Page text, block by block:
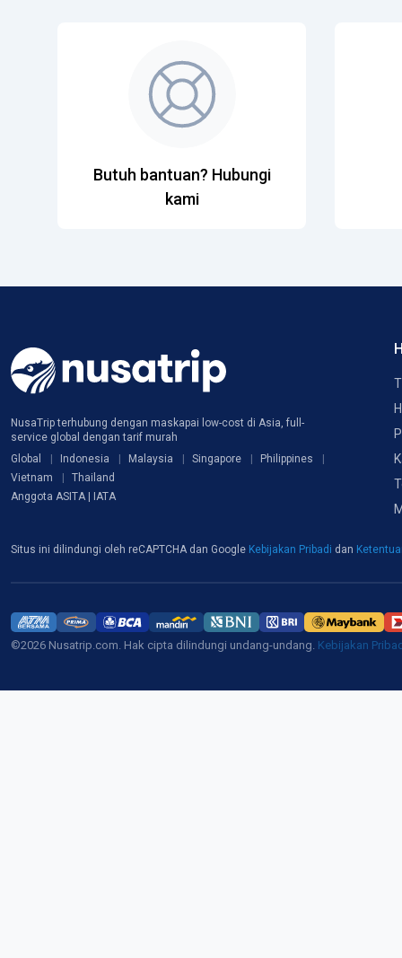
Butuh bantuan? Hubungi
kami
NusaTrip terhubung dengan maskapai low-cost di Asia, full-
service global dengan tarif murah
Global
Indonesia Malaysia Singapore
Philippines
Vietnam
Thailand
Anggota ASITA | IATA
Situs ini dilindungi oleh reCAPTCHA dan Google Kebijakan Pribadi dan
©2026 Nusatrip.com. Hak cipta dilindungi undang-undang. Kebijakan